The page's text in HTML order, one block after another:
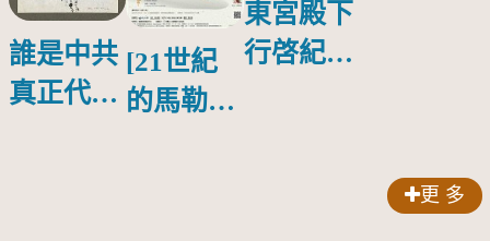
誰是中共
真正代言
[21世紀
的馬勒、
東宮殿下
行啓紀念
更 多